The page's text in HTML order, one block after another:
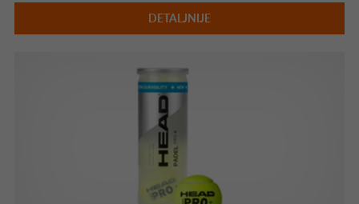
DETALJNIJE